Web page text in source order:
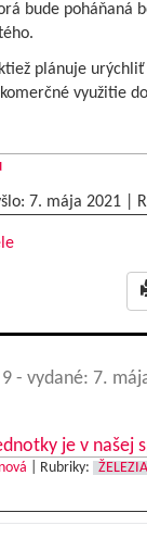
bude poháňaná
plánuje
využitie
7. mája 2021|
9 - vydané: 7.
je v našej
Rubriky: